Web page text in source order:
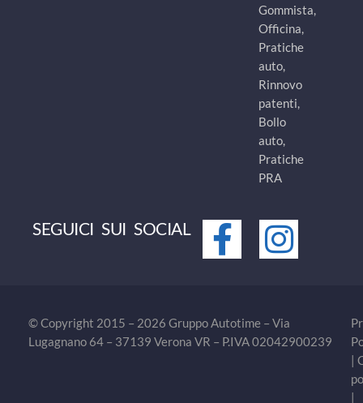
Gommista,
Officina,
Pratiche
auto,
Rinnovo
patenti,
Bollo
auto,
Pratiche
PRA
SEGUICI SUI SOCIAL
© Copyright 2015 – 2026 Gruppo Autotime – Via
Lugagnano 64 – 37139 Verona VR – P.IVA 02042900239
|
|